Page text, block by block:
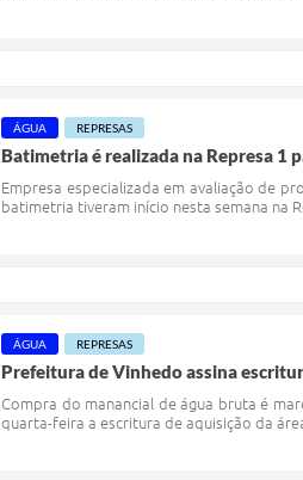
ÁGUA REPRESAS
Batimetria é realizada na Represa 1
Empresa especializada em avaliação de
batimetria tiveram início nesta semana na
ÁGUA REPRESAS
Prefeitura de Vinhedo assina
Compra do manancial de água bruta é
quarta-feira a escritura de aquisição da